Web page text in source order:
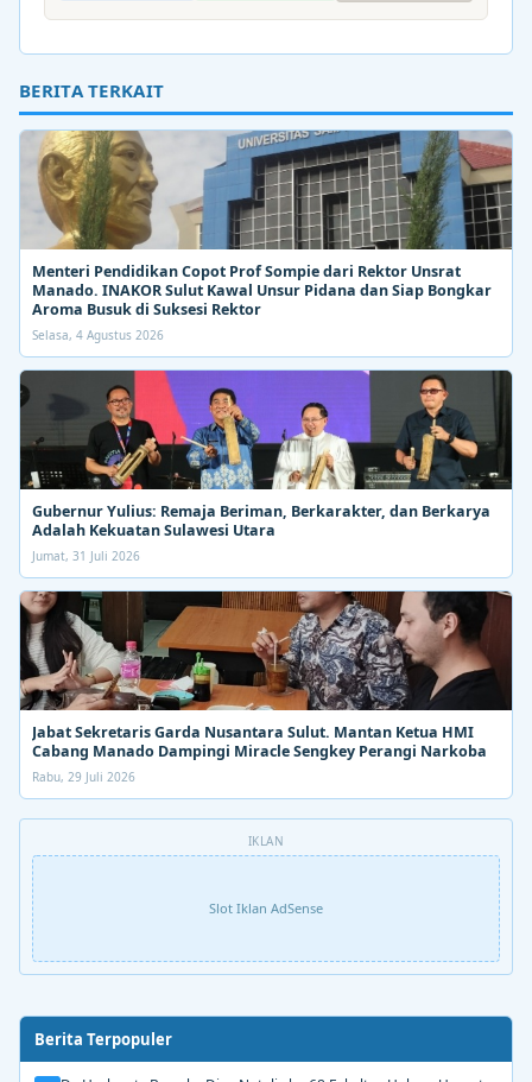
BERITA TERKAIT
Menteri Pendidikan Copot Prof Sompie dari Rektor Unsrat
Manado. INAKOR Sulut Kawal Unsur Pidana dan Siap Bongkar
Aroma Busuk di Suksesi Rektor
Selasa, 4 Agustus 2026
Gubernur Yulius: Remaja Beriman, Berkarakter, dan Berkarya
Adalah Kekuatan Sulawesi Utara
Jumat, 31 Juli 2026
Jabat Sekretaris Garda Nusantara Sulut. Mantan Ketua HMI
Cabang Manado Dampingi Miracle Sengkey Perangi Narkoba
Rabu, 29 Juli 2026
IKLAN
Slot Iklan AdSense
Berita Terpopuler